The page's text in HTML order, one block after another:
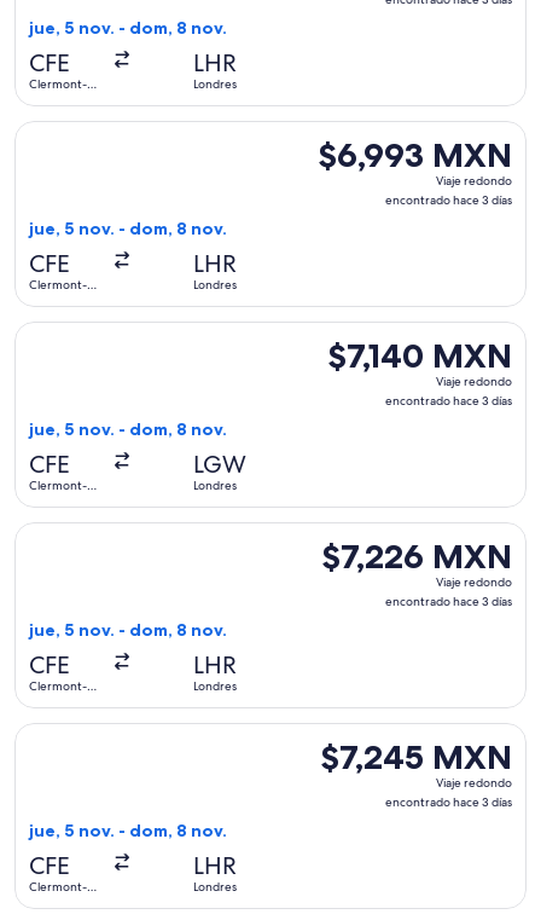
jue, 5 nov. - dom, 8 nov.
CFE
Clermont-
LHR
Londres
$6,993 MXN
Viaje
redondo,
$6,993 MXN
Viaje redondo
encontrado hace 3 días
jue, 5 nov. - dom, 8 nov.
CFE
Clermont-
LHR
Londres
Seleccionar vuelo de KLM, con salida el jue, 5 nov. desde
$7,140 MXN
Viaje
redondo,
$7,140 MXN
Viaje redondo
encontrado hace 3 días
jue, 5 nov. - dom, 8 nov.
CFE
Clermont-
LGW
Londres
Seleccionar vuelo de KLM, con salida el jue, 5 nov. desde
$7,226 MXN
Viaje
redondo,
$7,226 MXN
Viaje redondo
encontrado hace 3 días
jue, 5 nov. - dom, 8 nov.
CFE
Clermont-
LHR
Londres
Seleccionar vuelo de Air France, con salida el jue, 5 nov.
$7,245 MXN
Viaje
redondo,
$7,245 MXN
Viaje redondo
encontrado hace 3 días
jue, 5 nov. - dom, 8 nov.
CFE
Clermont-
LHR
Londres
Seleccionar vuelo de KLM, con salida el jue, 5 nov. desde